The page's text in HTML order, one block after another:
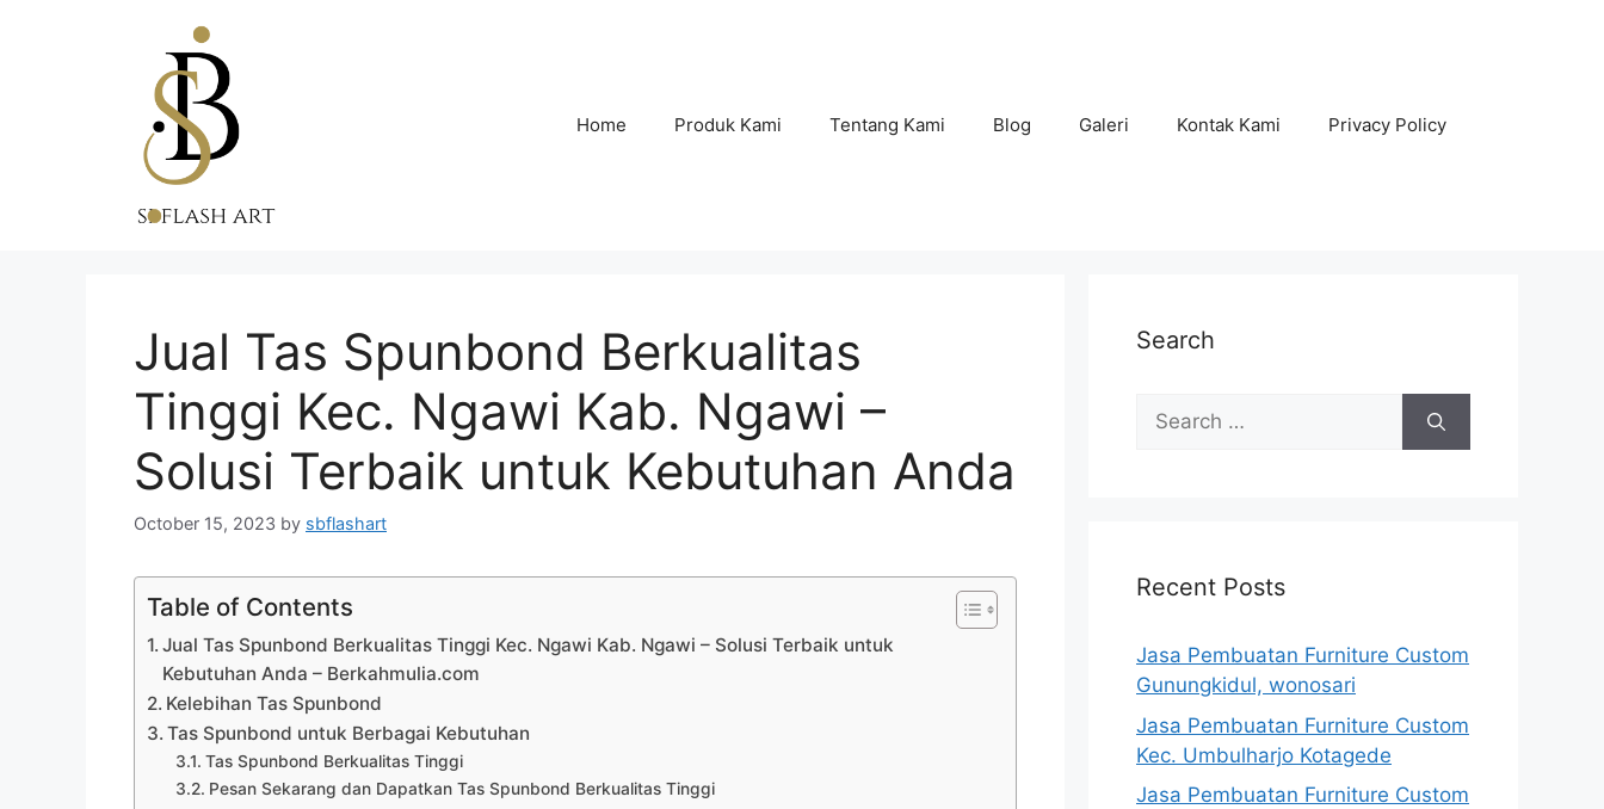
Home Produk Kami Tentang Kami Blog Galeri Kontak Kami Privacy Policy
Jual Tas Spunbond Berkualitas
Tinggi Kec. Ngawi Kab. Ngawi –
Solusi Terbaik untuk Kebutuhan Anda
October 15, 2023 by sbflashart
Table of Contents
Jual Tas Spunbond Berkualitas Tinggi Kec. Ngawi Kab. Ngawi – Solusi Terbaik untuk
Kebutuhan Anda – Berkahmulia.com
Kelebihan Tas Spunbond
Tas Spunbond untuk Berbagai Kebutuhan
Tas Spunbond Berkualitas Tinggi
Pesan Sekarang dan Dapatkan Tas Spunbond Berkualitas Tinggi
Search
Search
for:
Recent Posts
Jasa Pembuatan Furniture Custom
Gunungkidul, wonosari
Jasa Pembuatan Furniture Custom
Kec. Umbulharjo Kotagede
Jasa Pembuatan Furniture Custom